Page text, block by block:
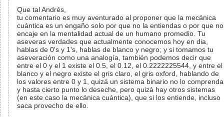
Que tal Andrés,
tu comentario es muy aventurado al proponer que la mecánica
cuántica es un engaño solo por que no la entiendas o por que no
encaje en la mentalidad actual de un humano promedio. Tu
aseveras verdades que actualmente conocemos hoy en dia,
hablas de 0's y 1's, hablas de blanco y negro; y si tomamos tu
aseveración como una analogía, también podemos decir que
entre el 0 y el 1 existe el 0.5, el 0.12, el 0.2222225544, y entre el
blanco y el negro existe el gris claro, el gris oxford, hablando de
los valores entre 0 y 1, quizá un sistema binario no lo comprenda
y hasta cierto punto lo deseche, pero quizá hay otros sistemas
(en este caso la mecánica cuántica), que si los entiende, incluso
saca provecho de ello.